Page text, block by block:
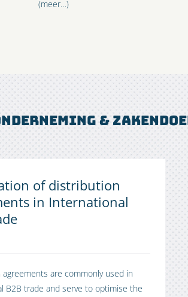
(meer…)
&
of distribution
in International
are commonly used in
B2B trade and serve to optimise the